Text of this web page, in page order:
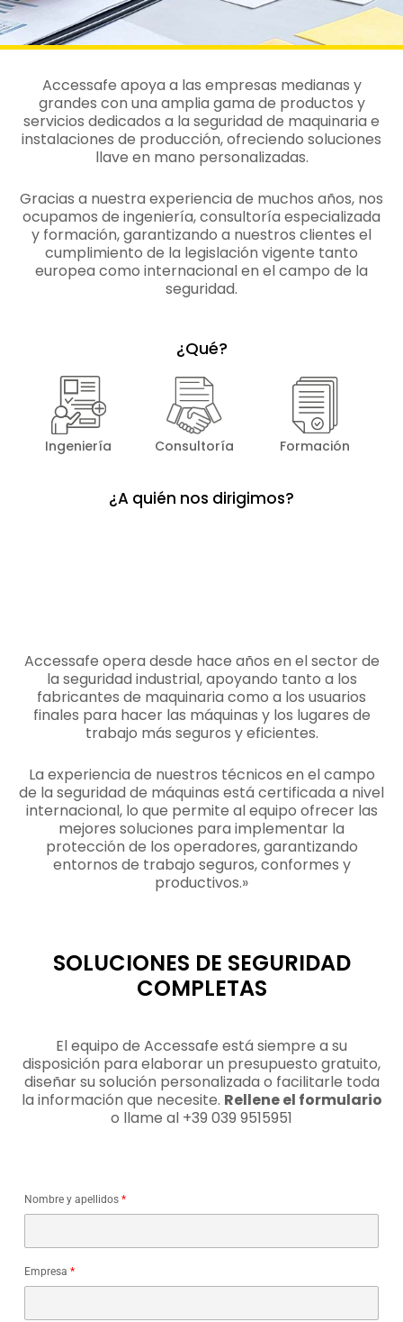
SOLUCIONES
COMPLETAS PARA LA
SEGURIDAD DE
MAQUINARIA E
INSTALACIONES
INDUSTRIALES
Contáctanos para recibir asesoramiento
Accessafe apoya a las empresas medianas y
grandes con una amplia gama de productos y
servicios dedicados a la seguridad de maquinaria e
instalaciones de producción, ofreciendo soluciones
llave en mano personalizadas.
Gracias a nuestra experiencia de muchos años, nos
ocupamos de ingeniería, consultoría especializada
y formación, garantizando a nuestros clientes el
cumplimiento de la legislación vigente tanto
europea como internacional en el campo de la
seguridad.
¿Qué?
Ingeniería Consultoría Formación
¿A quién nos dirigimos?
Accessafe opera desde hace años en el sector de
la seguridad industrial, apoyando tanto a los
fabricantes de maquinaria como a los usuarios
finales para hacer las máquinas y los lugares de
trabajo más seguros y eficientes.
La experiencia de nuestros técnicos en el campo
de la seguridad de máquinas está certificada a nivel
internacional, lo que permite al equipo ofrecer las
mejores soluciones para implementar la
protección de los operadores, garantizando
entornos de trabajo seguros, conformes y
productivos.»
SOLUCIONES DE SEGURIDAD
COMPLETAS
El equipo de Accessafe está siempre a su
disposición para elaborar un presupuesto gratuito,
diseñar su solución personalizada o facilitarle toda
la información que necesite. Rellene el formulario
o llame al +39 039 9515951
Nombre y apellidos *
Empresa *